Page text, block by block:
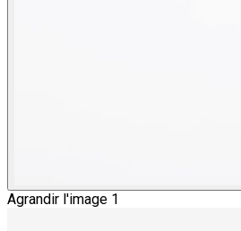
Agrandir l'image 1